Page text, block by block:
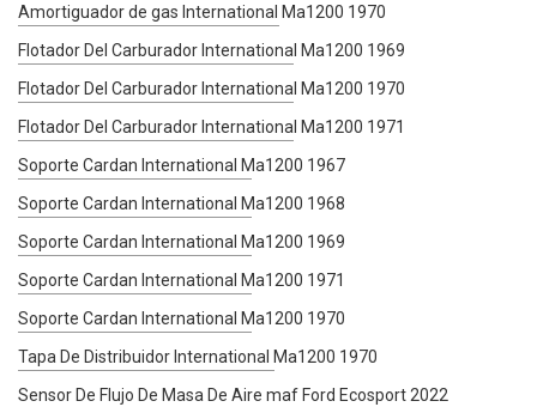
Amortiguador de gas International Ma1200 1970
Flotador Del Carburador International Ma1200 1969
Flotador Del Carburador International Ma1200 1970
Flotador Del Carburador International Ma1200 1971
Soporte Cardan International Ma1200 1967
Soporte Cardan International Ma1200 1968
Soporte Cardan International Ma1200 1969
Soporte Cardan International Ma1200 1971
Soporte Cardan International Ma1200 1970
Tapa De Distribuidor International Ma1200 1970
Sensor De Flujo De Masa De Aire maf Ford Ecosport 2022